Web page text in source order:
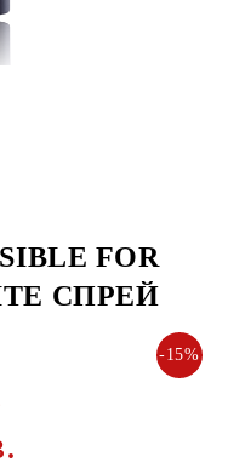
FOR
СПРЕЙ
-15%